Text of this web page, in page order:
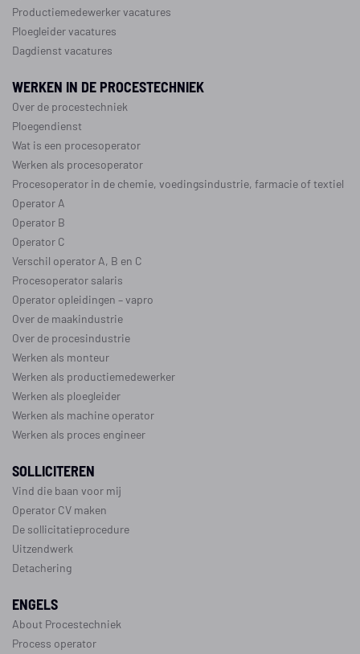
Productiemedewerker vacatures
Ploegleider vacatures
Dagdienst vacatures
WERKEN IN DE PROCESTECHNIEK
Over de procestechniek
Ploegendienst
Wat is een procesoperator
Werken als procesoperator
Procesoperator in de chemie, voedingsindustrie, farmacie oftextiel
Operator A
Operator B
Operator C
Verschil operator A, B en C
Procesoperator salaris
Operator opleidingen –vapro
Over de maakindustrie
Over de procesindustrie
Werken als monteur
Werken als productiemedewerker
Werken als ploegleider
Werken als machine operator
Werken als proces engineer
SOLLICITEREN
Vind die baan voor mij
Operator CV maken
De sollicitatieprocedure
Uitzendwerk
Detachering
ENGELS
About Procestechniek
Process operator